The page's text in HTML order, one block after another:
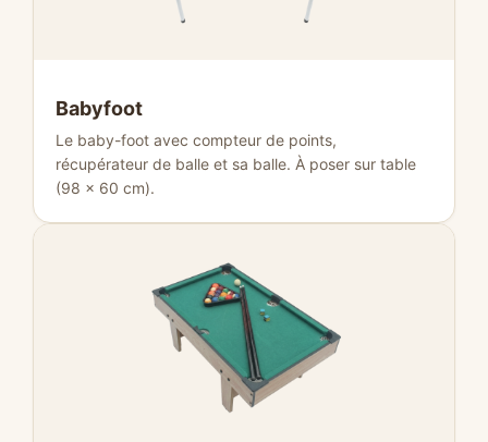
Babyfoot
Le baby-foot avec compteur de points,
récupérateur de balle et sa balle. À poser sur table
(98 × 60 cm).